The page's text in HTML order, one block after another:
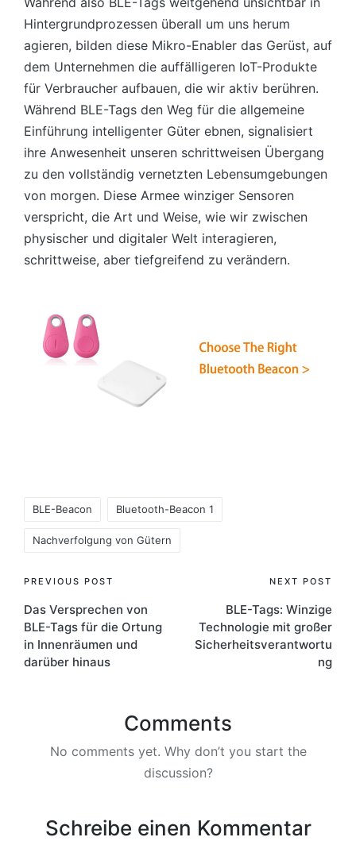
Hintergrundprozessen überall um uns herum
agieren, bilden diese Mikro-Enabler das Gerüst, auf
dem Unternehmen die auffälligeren IoT-Produkte
für Verbraucher aufbauen, die wir aktiv berühren.
Während BLE-Tags den Weg für die allgemeine
Einführung intelligenter Güter ebnen, signalisiert
ihre Anwesenheit unseren schrittweisen Übergang
zu den vollständig vernetzten Lebensumgebungen
von morgen. Diese Armee winziger Sensoren
verspricht, die Art und Weise, wie wir zwischen
physischer und digitaler Welt interagieren,
schrittweise, aber tiefgreifend zu verändern.
BLE-Beacon Bluetooth-Beacon 1
Nachverfolgung von Gütern
Post
navigation
PREVIOUS POST
Das Versprechen von
BLE-Tags für die Ortung
in Innenräumen und
darüber hinaus
NEXT POST
BLE-Tags: Winzige
Technologie mit großer
Sicherheitsverantwortu
ng
Comments
No comments yet. Why don’t you start the
discussion?
Schreibe einen Kommentar